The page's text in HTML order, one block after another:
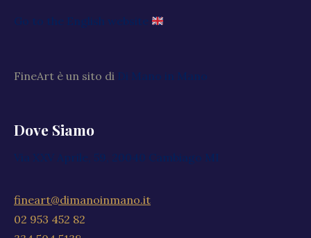
Go to the English website
FineArt è un sito di Di Mano in Mano
Dove Siamo
Via XXV Aprile, 59, 20040 Cambiago MI
fineart@dimanoinmano.it
02 953 452 82